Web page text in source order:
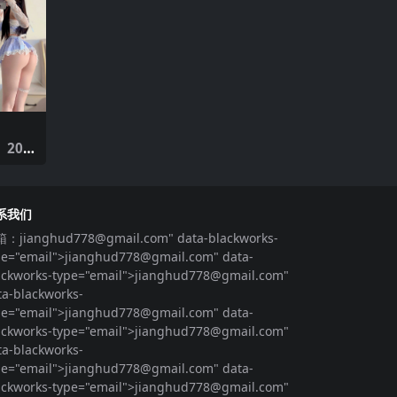
我们
： jianghud778@gmail.com" data-blackworks-
jianghud778@gmail.com" data-
type="email">jianghud778@gmail.com"
blackworks-
jianghud778@gmail.com" data-
type="email">jianghud778@gmail.com"
blackworks-
jianghud778@gmail.com" data-
type="email">jianghud778@gmail.com"